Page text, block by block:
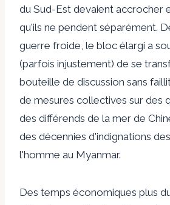
du Sud-Est devaient accrocher
qu'ils ne pendent séparément.
guerre froide, le bloc élargi a
(parfois injustement) de se
bouteille de discussion sans
de mesures collectives sur des
des différends de la mer de
des décennies d'indignations
l'homme au Myanmar.
Des temps économiques plus